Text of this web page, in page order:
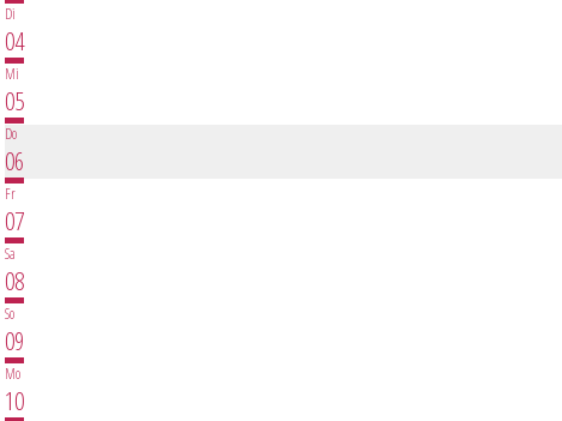
Di
04
Mi
05
Do
06
Fr
07
Sa
08
So
09
Mo
10